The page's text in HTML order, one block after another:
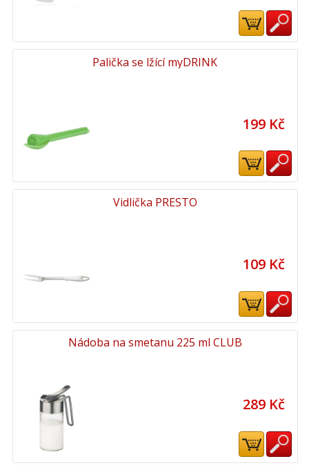
Palička se lžící myDRINK
199 Kč
Vidlička PRESTO
109 Kč
Nádoba na smetanu 225 ml CLUB
289 Kč